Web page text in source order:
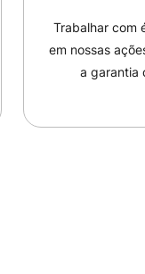
Trabalhar com
em nossas
a garantia